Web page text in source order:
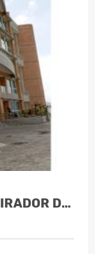
VENTA PLANTA BAJA 424 M2 MIRADOR DE L…